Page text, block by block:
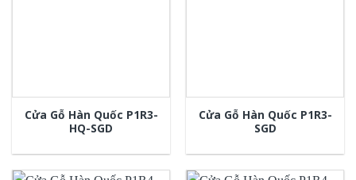
Cửa Gỗ Hàn Quốc P1R3-
HQ-SGD
Cửa Gỗ Hàn Quốc P1R3-
SGD